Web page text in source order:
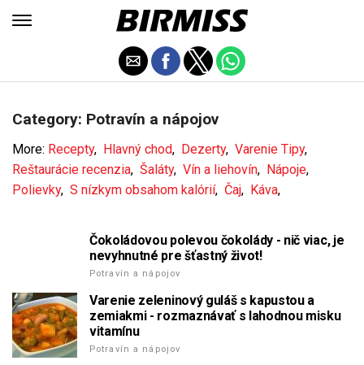
Category: Potravín a nápojov
More: Recepty, Hlavný chod, Dezerty, Varenie Tipy,
Reštaurácie recenzia, Šaláty, Vín a liehovín, Nápoje,
Polievky, S nízkym obsahom kalórií, Čaj, Káva,
Čokoládovou polevou čokolády - nič viac, je
nevyhnutné pre šťastný život!
Potravín a nápojov
Varenie zeleninový guláš s kapustou a
zemiakmi - rozmaznávať s lahodnou misku
vitamínu
Potravín a nápojov